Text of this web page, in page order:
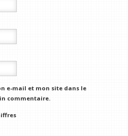
e-mail et mon site dans le
commentaire.